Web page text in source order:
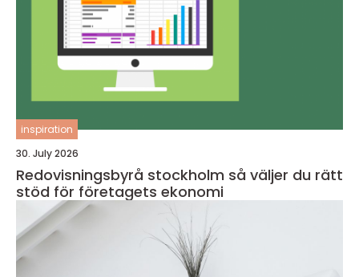
inspiration
30. July 2026
Redovisningsbyrå stockholm så väljer du rätt
stöd för företagets ekonomi